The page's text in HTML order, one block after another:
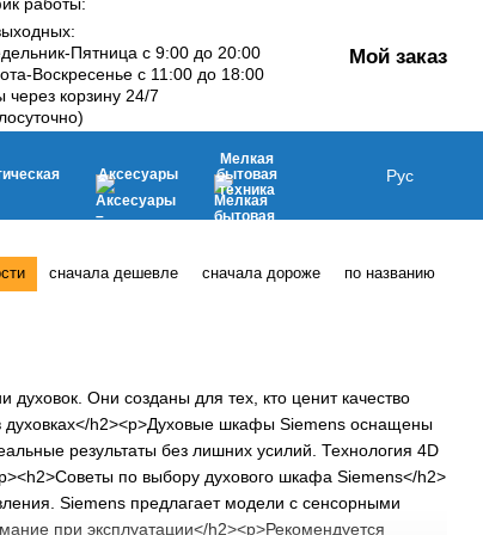
Пятница с 9:00 до 20:00
Воскресенье с 11:00 до 18:00
через корзину 24/7
Мой заказ
Аксесуары
Мелкая
бытовая
техника
Рус
сначала дешевле сначала дороже по названию
Они созданы для тех, кто ценит качество
духовках</h2><p>Духовые шкафы Siemens оснащены
результаты без лишних усилий. Технология 4D
по выбору духового шкафа Siemens</h2>
Siemens предлагает модели с сенсорными
при эксплуатации</h2><p>Рекомендуется